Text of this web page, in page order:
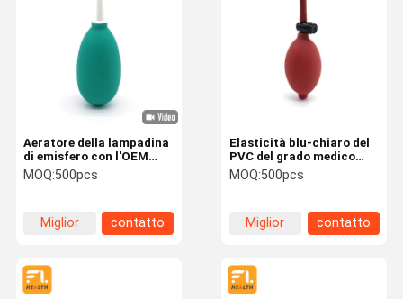
Elasticità blu-chiaro del
PVC del grado medico
della lampadina della
pompa di pressione
MOQ:500pcs
Miglior
contatto
Aeratore della lampadina
di emisfero con l'OEM
della valvola del rilascio
del metallo disponibile
MOQ:500pcs
Miglior
contatto